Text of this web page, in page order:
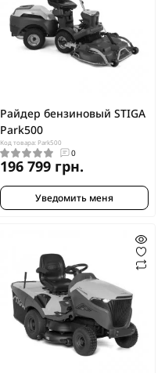
Райдер бензиновый STIGA
Park500
Код товара: Park500
0
196 799 грн.
Уведомить меня